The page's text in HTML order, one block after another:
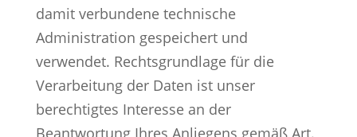
damit verbundene technische
Administration gespeichert und
verwendet. Rechtsgrundlage für die
Verarbeitung der Daten ist unser
berechtigtes Interesse an der
Beantwortung Ihres Anliegens gemäß Art.